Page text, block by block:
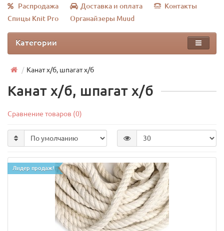
Распродажа Доставка и оплата
Контакты
Спицы Knit Pro
Органайзеры Muud
Категории
Канат х/б, шпагат х/б
Канат х/б, шпагат х/б
Сравнение товаров (0)
Лидер продаж!